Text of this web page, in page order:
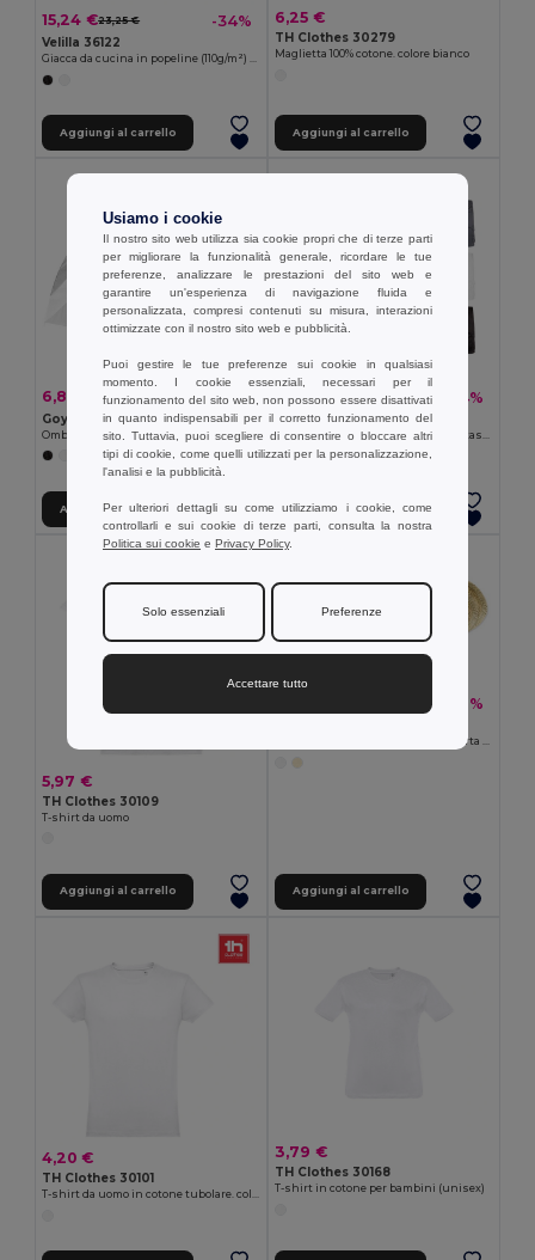
15,24 €23,25 € -34%
Velilla 36122
Giacca da cucina in popeline (110g/m²) a maniche corte, in cotone (35%) e poliestere (65%)
Aggiungi al carrello
6,25 €
TH Clothes 30279
Maglietta 100% cotone. colore bianco
Aggiungi al carrello
6,83 € 8,69 € -21%
Goya 39534
Ombrello Automatico 98cm POE, Poliestere e Manico Plastica MIST
Aggiungi al carrello
20,50 €36,49 € -44%
Velilla 36017
Bermuda elasticizzati con diverse tasche (240g/m²), in cotone (46%), EME (38%) e poliestere (16%)
+3 Colori
Aggiungi al carrello
5,97 €
TH Clothes 30109
T-shirt da uomo
Aggiungi al carrello
-26%
Cappello unisex in vimini a tesa corta JAMAICA
Aggiungi al carrello
4,20 €
TH Clothes 30101
T-shirt da uomo in cotone tubolare. colore bianco
3,79 €
TH Clothes 30168
T-shirt in cotone per bambini (unisex)
Usiamo i cookie
Il nostro sito web utilizza sia cookie propri che di terze parti
per migliorare la funzionalità generale, ricordare le tue
preferenze, analizzare le prestazioni del sito web e
garantire un'esperienza di navigazione fluida e
personalizzata, compresi contenuti su misura, interazioni
ottimizzate con il nostro sito web e pubblicità.
Puoi gestire le tue preferenze sui cookie in qualsiasi
momento. I cookie essenziali, necessari per il
funzionamento del sito web, non possono essere disattivati
in quanto indispensabili per il corretto funzionamento del
sito. Tuttavia, puoi scegliere di consentire o bloccare altri
tipi di cookie, come quelli utilizzati per la personalizzazione,
l'analisi e la pubblicità.
Per ulteriori dettagli su come utilizziamo i cookie, come
controllarli e sui cookie di terze parti, consulta la nostra
Politica sui cookie e Privacy Policy.
Solo essenziali Preferenze
Accettare tutto